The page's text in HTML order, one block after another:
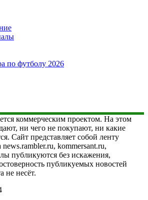
по футболу 2026
коммерческим проектом. На этом
ни чего не покупают, ни какие
Сайт представляет собой ленту
kommersant.ru,
публикуются без искажения,
публикуемых новостей
не несёт.